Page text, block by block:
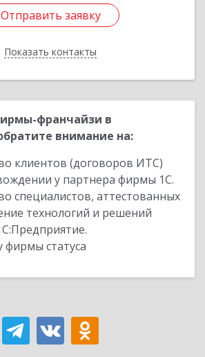
Отправить заявку
Показать контакты
Отправить заявку
Назад
франчайзи в
внимание на:
клиентов (договоров ИТС)
у партнера фирмы 1С.
специалистов, аттестованных
технологий и решений
фирмы статуса